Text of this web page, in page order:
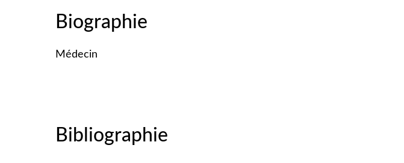
Biographie
Médecin
Bibliographie